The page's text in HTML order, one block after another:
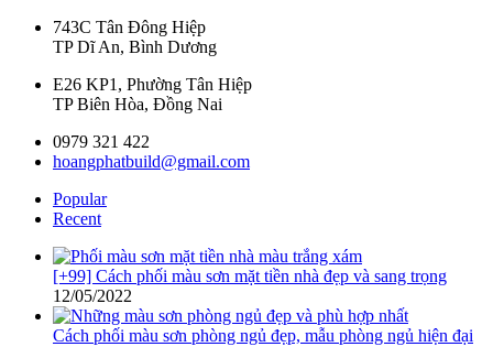
743C Tân Đông Hiệp
TP Dĩ An, Bình Dương
E26 KP1, Phường Tân Hiệp
TP Biên Hòa, Đồng Nai
0979 321 422
hoangphatbuild@gmail.com
Popular
Recent
[+99] Cách phối màu sơn mặt tiền nhà đẹp và sang trọng
12/05/2022
Cách phối màu sơn phòng ngủ đẹp, mẫu phòng ngủ hiện đại